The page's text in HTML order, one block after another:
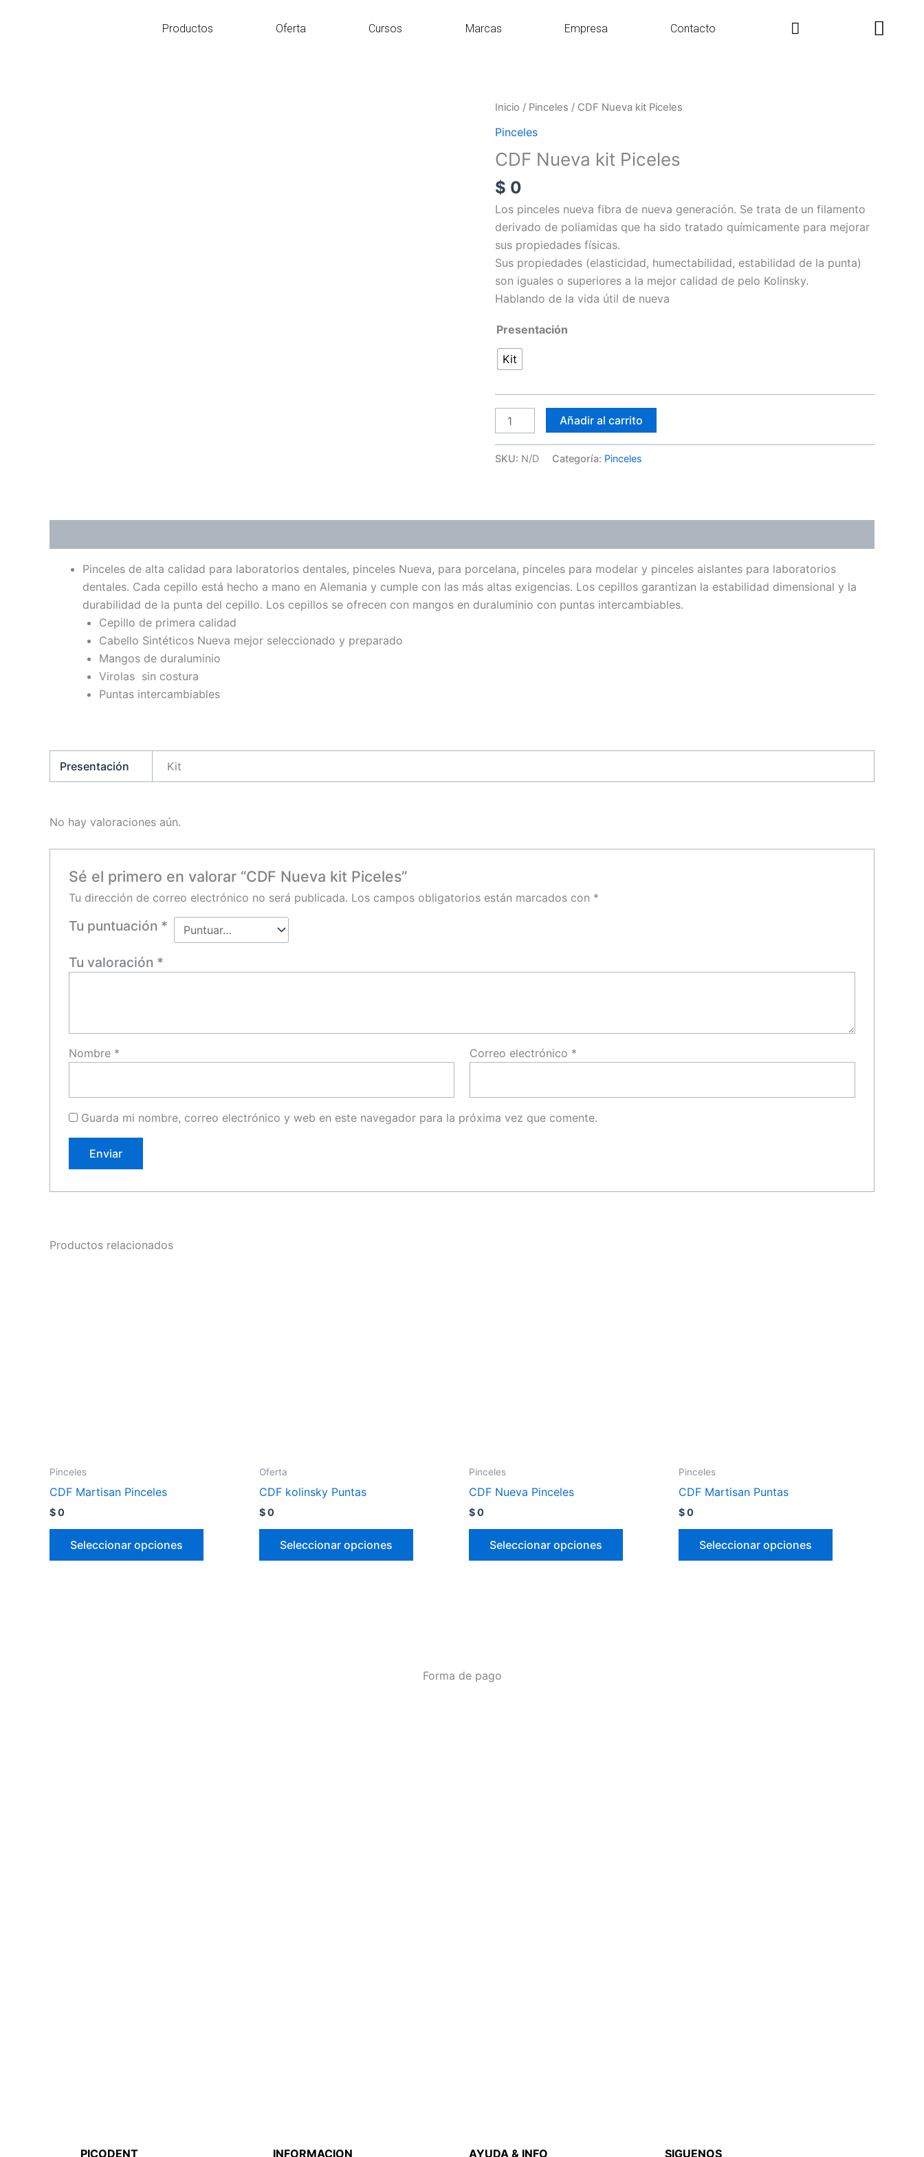
Productos Oferta Cursos Marcas Empresa Contacto Search
Inicio / Pinceles / CDF Nueva kit Piceles
Pinceles
CDF Nueva kit Piceles
$ 0
Los pinceles nueva fibra de nueva generación. Se trata de un filamento
derivado de poliamidas que ha sido tratado químicamente para mejorar
sus propiedades físicas.
Sus propiedades (elasticidad, humectabilidad, estabilidad de la punta)
son iguales o superiores a la mejor calidad de pelo Kolinsky.
Hablando de la vida útil de nueva
Presentación
Kit
CDF
Nueva
Piceles
cantidad
Añadir al carrito
SKU: N/D Categoría: Pinceles
Pinceles de alta calidad para laboratorios dentales, pinceles Nueva, para porcelana, pinceles para modelar y pinceles aislantes para laboratorios
dentales. Cada cepillo está hecho a mano en Alemania y cumple con las más altas exigencias. Los cepillos garantizan la estabilidad dimensional y la
durabilidad de la punta del cepillo. Los cepillos se ofrecen con mangos en duraluminio con puntas intercambiables.
Cepillo de primera calidad
Cabello Sintéticos Nueva mejor seleccionado y preparado
Mangos de duraluminio
Virolas sin costura
Puntas intercambiables
Presentación Kit
No hay valoraciones aún.
Sé el primero en valorar “CDF Nueva kit Piceles”
Tu dirección de correo electrónico no será publicada. Los campos obligatorios están marcados con *
Tu puntuación *
Tu valoración *
Nombre * Correo electrónico *
Guarda mi nombre, correo electrónico y web en este navegador para la próxima vez que comente.
Productos relacionados
Pinceles
CDF Martisan Pinceles
$0
Seleccionar opciones
Oferta
CDF kolinsky Puntas
$0
Seleccionar opciones
Pinceles
CDF Nueva Pinceles
$0
Seleccionar opciones
Pinceles
CDF Martisan Puntas
$0
Seleccionar opciones
Forma de pago
PICODENT INFORMACION AYUDA & INFO SIGUENOS